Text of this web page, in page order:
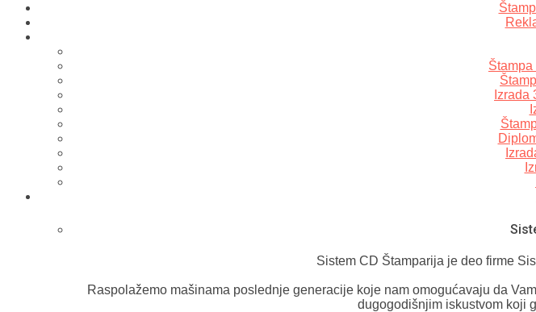
Izrada
Sistem CD Štamparija je deo firme
Raspolažemo mašinama poslednje generacije koje nam omogućavaju da
dugogodišnjim iskustvom koji